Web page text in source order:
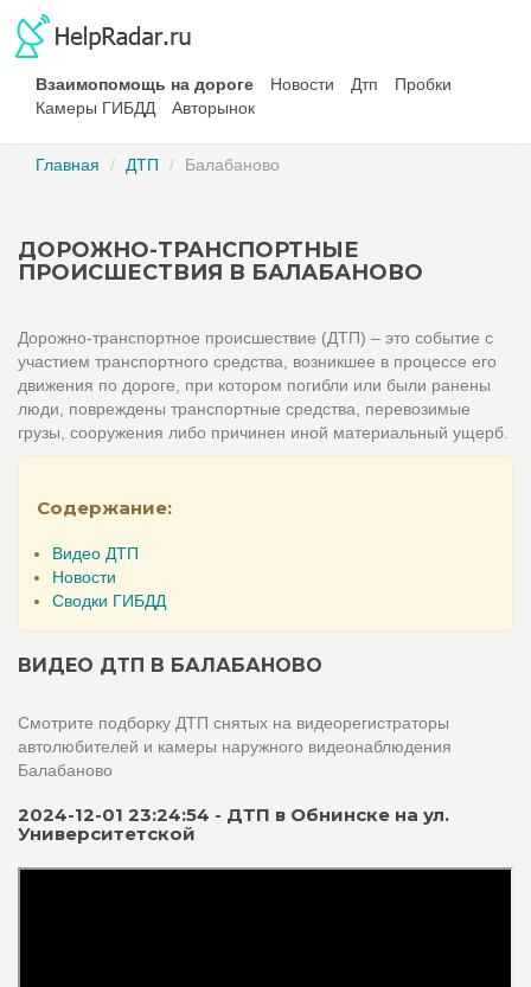
Взаимопомощь на дороге Новости Дтп
Пробки
Камеры ГИБДД
Авторынок
Главная ДТП Балабаново
ДОРОЖНО-ТРАНСПОРТНЫЕ
ПРОИСШЕСТВИЯ В БАЛАБАНОВО
Дорожно-транспортное происшествие (ДТП) – это событие с
участием транспортного средства, возникшее в процессе его
движения по дороге, при котором погибли или были ранены
люди, повреждены транспортные средства, перевозимые
грузы, сооружения либо причинен иной материальный ущерб.
Содержание:
Видео ДТП
Новости
Сводки ГИБДД
ВИДЕО ДТП В БАЛАБАНОВО
Смотрите подборку ДТП снятых на видеорегистраторы
автолюбителей и камеры наружного видеонаблюдения
Балабаново
2024-12-01 23:24:54 - ДТП в Обнинске на ул.
Университетской